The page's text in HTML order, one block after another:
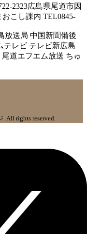
2323広島県尾道市因
こし課内 TEL0845-
放送局 中国新聞備後
テレビ テレビ新広島
道エフエム放送 ちゅ
All rights reserved.